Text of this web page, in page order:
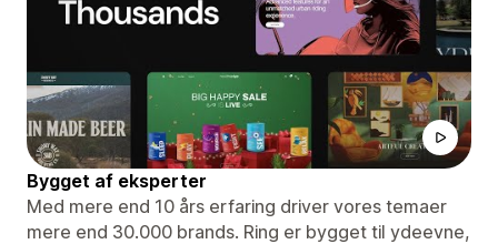
Bygget af eksperter
Med mere end 10 års erfaring driver vores temaer
mere end 30.000 brands. Ring er bygget til ydeevne,